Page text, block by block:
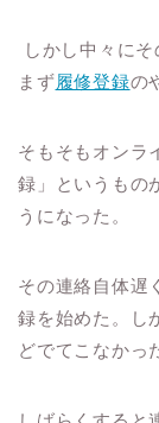
しかし中々にそ
まず履修登録の
そもそもオンラ
録」というもの
うになった。
その連絡自体遅
録を始めた。し
どでてこなかっ